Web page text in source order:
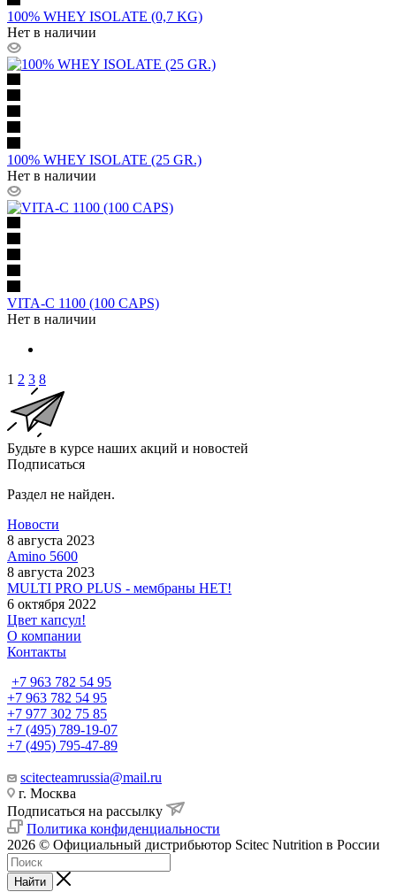
100% WHEY ISOLATE (0,7 KG)
Нет в наличии
100% WHEY ISOLATE (25 GR.)
Нет в наличии
VITA-C 1100 (100 CAPS)
Нет в наличии
1 2 3 8
Будьте в курсе наших акций и новостей
Подписаться
Раздел не найден.
Новости
8 августа 2023
Amino 5600
8 августа 2023
MULTI PRO PLUS - мембраны НЕТ!
6 октября 2022
Цвет капсул!
О компании
Контакты
+7 963 782 54 95
+7 963 782 54 95
+7 977 302 75 85
+7 (495) 789-19-07
+7 (495) 795-47-89
scitecteamrussia@mail.ru
г. Москва
Подписаться на рассылку
Политика конфиденциальности
2026 © Официальный дистрибьютор Scitec Nutrition в России
Найти